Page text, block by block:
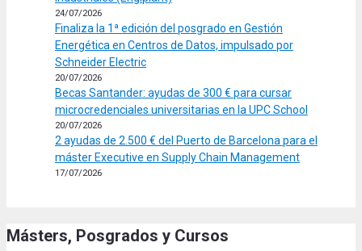
24/07/2026
Finaliza la 1ª edición del posgrado en Gestión
Energética en Centros de Datos, impulsado por
Schneider Electric
20/07/2026
Becas Santander: ayudas de 300 € para cursar
microcredenciales universitarias en la UPC School
20/07/2026
2 ayudas de 2.500 € del Puerto de Barcelona para el
máster Executive en Supply Chain Management
17/07/2026
Másters, Posgrados y Cursos